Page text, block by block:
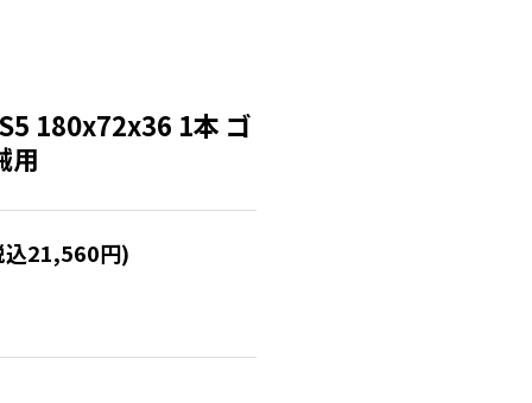
180x72x36 1本 ゴ
用
21,560円)